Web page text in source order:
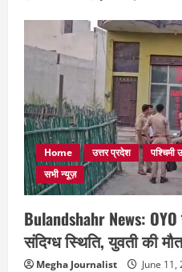
Home उत्तर प्रदेश पश्चिमी
सभी न्यूज़
Bulandshahr News:
संदिग्ध स्थिति, युवती की
Megha Journalist June 11,